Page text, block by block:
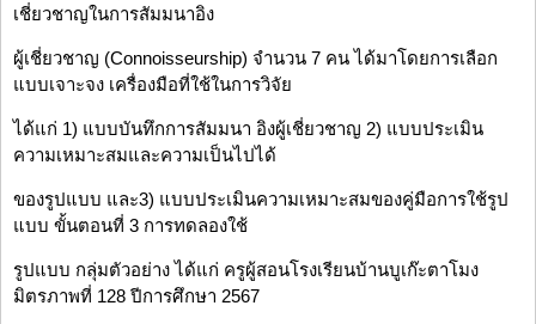
เชี่ยวชาญในการสัมมนาอิง
ผู้เชี่ยวชาญ (Connoisseurship) จำนวน 7 คน ได้มาโดยการเลือก
แบบเจาะจง เครื่องมือที่ใช้ในการวิจัย
ได้แก่ 1) แบบบันทึกการสัมมนา อิงผู้เชี่ยวชาญ 2) แบบประเมิน
ความเหมาะสมและความเป็นไปได้
ของรูปแบบ และ3) แบบประเมินความเหมาะสมของคู่มือการใช้รูป
แบบ ขั้นตอนที่ 3 การทดลองใช้
รูปแบบ กลุ่มตัวอย่าง ได้แก่ ครูผู้สอนโรงเรียนบ้านบูเก๊ะตาโมง
มิตรภาพที่ 128 ปีการศึกษา 2567